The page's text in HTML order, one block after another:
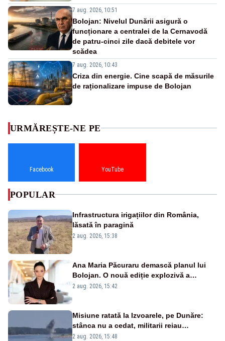
7 aug. 2026, 10:51
Bolojan: Nivelul Dunării asigură o
funcționare a centralei de la Cernavodă
de patru-cinci zile dacă debitele vor
scădea
7 aug. 2026, 10:43
Criza din energie. Cine scapă de măsurile
de raționalizare impuse de Bolojan
URMĂREȘTE-NE PE
Facebook YouTube
POPULAR
Infrastructura irigațiilor din România,
lăsată în paragină
2 aug. 2026, 15:38
Ana Maria Păcuraru demască planul lui
Bolojan. O nouă ediție explozivă a
emisiunii „Miza Zilei” la Realitatea PLUS
2 aug. 2026, 15:42
Misiune ratată la Izvoarele, pe Dunăre:
stânca nu a cedat, militarii reiau
detonările luni – VIDEO
2 aug. 2026, 15:48